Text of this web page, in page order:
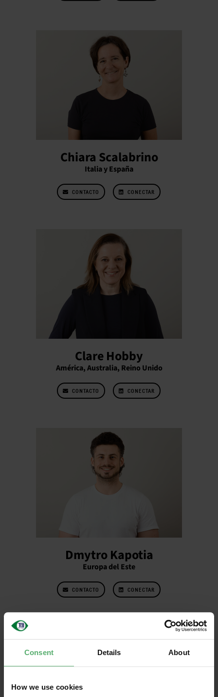
Consent Details About
How we use cookies
Chiara Scalabrino
Italia y España
CONTACTO CONECTAR
Clare Hobby
América, Australia, Reino Unido
CONTACTO CONECTAR
Dmytro Kapotia
Europa del Este
CONTACTO CONECTAR